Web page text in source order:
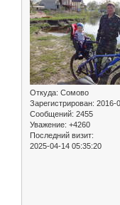
Откуда: Сомово
Зарегистрирован: 2016-
Сообщений: 2455
Уважение: +4260
Последний визит:
2025-04-14 05:35:20